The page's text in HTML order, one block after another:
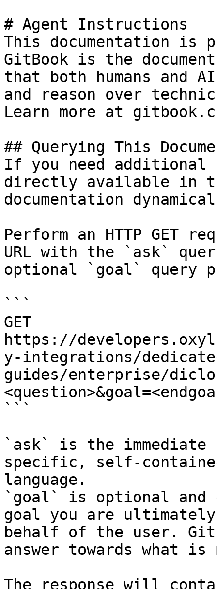
# Agent Instructions
This documentation is
GitBook is the
that both humans and
and reason over
Learn more at
## Querying This
If you need
directly available in
documentation
Perform an HTTP GET
URL with the `ask`
optional `goal` query
```
GET
https://
y-integrations/
guides/enterprise/
```
`ask` is the
specific, self-
language.
`goal` is optional and
goal you are
behalf of the user.
answer towards what
The response will